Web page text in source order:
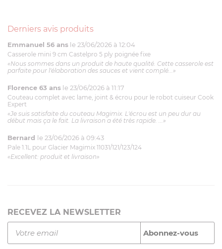
Derniers avis produits
Emmanuel 56 ans le 23/06/2026 à 12:04
Casserole mini 9 cm Castelpro 5 ply poignée fixe
«Nous sommes dans un produit de haute qualité. Cette casserole est
parfaite pour l'élaboration des sauces et vient complé...»
Florence 63 ans le 23/06/2026 à 11:17
Couteau complet avec lame, joint & écrou pour le robot cuiseur Cook
Expert
«Je suis satisfaite du couteau Magimix. L'écrou est un peu dur au
début mais ça le fait. La livraison a été très rapide. ...»
Bernard le 23/06/2026 à 09:43
Pale 1.1L pour Glacier Magimix 11031/121/123/124
«Excellent: produit et livraison»
RECEVEZ LA NEWSLETTER